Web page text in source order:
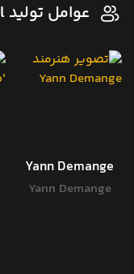
عوامل تولید Sound of Metal
Yann Demange
Yann Demange